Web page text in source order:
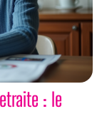
: le